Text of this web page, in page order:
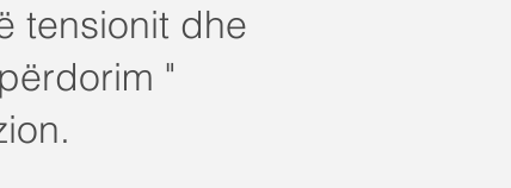
tensionit dhe
"